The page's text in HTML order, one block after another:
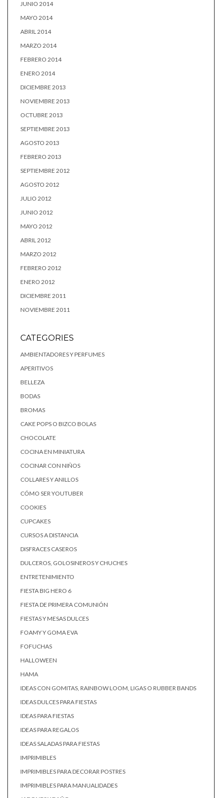
JUNIO 2014
MAYO 2014
ABRIL 2014
MARZO 2014
FEBRERO 2014
ENERO 2014
DICIEMBRE 2013
NOVIEMBRE 2013
OCTUBRE 2013
SEPTIEMBRE 2013
AGOSTO 2013
FEBRERO 2013
SEPTIEMBRE 2012
AGOSTO 2012
JULIO 2012
JUNIO 2012
MAYO 2012
ABRIL 2012
MARZO 2012
FEBRERO 2012
ENERO 2012
DICIEMBRE 2011
NOVIEMBRE 2011
CATEGORIES
AMBIENTADORES Y PERFUMES
APERITIVOS
BELLEZA
BODAS
BROMAS
CAKE POPS O BIZCO BOLAS
CHOCOLATE
COCINA EN MINIATURA
COCINAR CON NIÑOS
COLLARES Y ANILLOS
CÓMO SER YOUTUBER
COOKIES
CUPCAKES
CURSOS A DISTANCIA
DISFRACES CASEROS
DULCEROS, GOLOSINEROS Y CHUCHES
ENTRETENIMIENTO
FIESTA BIG HERO 6
FIESTA DE PRIMERA COMUNIÓN
FIESTAS Y MESAS DULCES
FOAMY Y GOMA EVA
FOFUCHAS
HALLOWEEN
HAMA
IDEAS CON GOMITAS, RAINBOW LOOM, LIGAS O RUBBER BANDS
IDEAS DULCES PARA FIESTAS
IDEAS PARA FIESTAS
IDEAS PARA REGALOS
IDEAS SALADAS PARA FIESTAS
IMPRIMIBLES
IMPRIMIBLES PARA DECORAR POSTRES
IMPRIMIBLES PARA MANUALIDADES